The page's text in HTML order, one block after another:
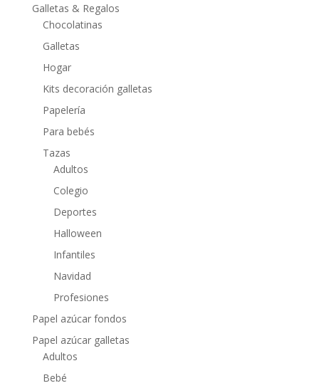
Galletas & Regalos
Chocolatinas
Galletas
Hogar
Kits decoración galletas
Papelería
Para bebés
Tazas
Adultos
Colegio
Deportes
Halloween
Infantiles
Navidad
Profesiones
Papel azúcar fondos
Papel azúcar galletas
Adultos
Bebé